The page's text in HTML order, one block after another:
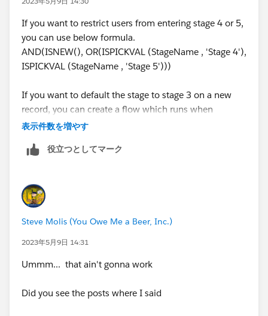
If you want to restrict users from entering stage 4 or 5,
you can use below formula.
AND(ISNEW(), OR(ISPICKVAL (StageName , 'Stage 4'),
ISPICKVAL (StageName , 'Stage 5')))
If you want to default the stage to stage 3 on a new
record, you can create a flow which runs when
Opportunity is created and Optimize the flow for Fast
created with stage 3.
表示件数を増やす
役立つとしてマーク
Steve Molis (You Owe Me a Beer, Inc.)
2023年5月9日 14:31
Ummm... that ain't gonna work
Did you see the posts where I said